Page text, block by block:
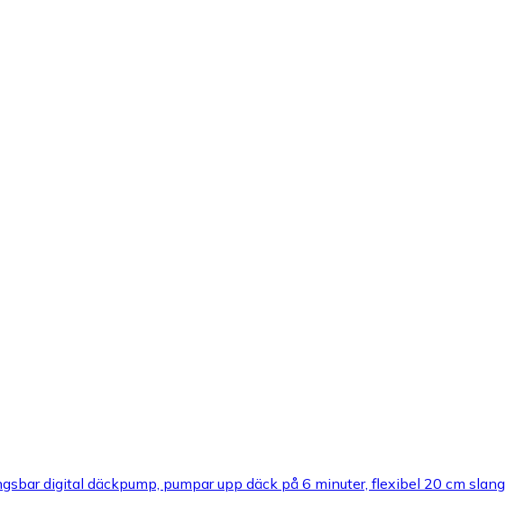
digital däckpump, pumpar upp däck på 6 minuter, flexibel 20 cm slang